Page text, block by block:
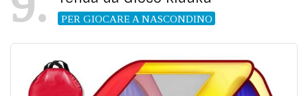
PER GIOCARE A NASCONDINO